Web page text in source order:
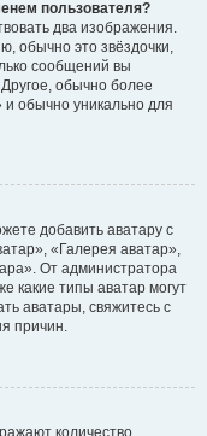
пользователя?
два изображения.
обычно это звёздочки,
сообщений вы
обычно более
и обычно уникально для
добавить аватару с
«Галерея аватар»,
От администратора
какие типы аватар могут
аватары, свяжитесь с
причин.
количество